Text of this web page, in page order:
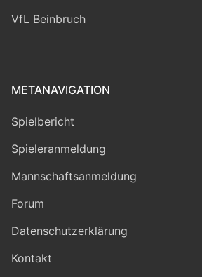
VfL Beinbruch
METANAVIGATION
Spielbericht
Spieleranmeldung
Mannschaftsanmeldung
Forum
Datenschutzerklärung
Kontakt